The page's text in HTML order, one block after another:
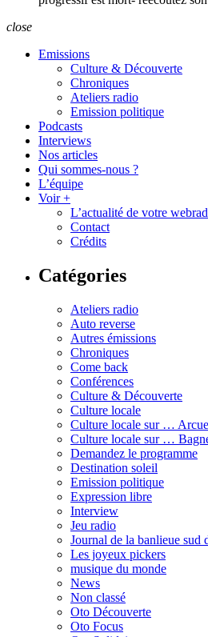
close
Emissions
Culture & Découverte
Chroniques
Ateliers radio
Emission politique
Podcasts
Interviews
Nos articles
Qui sommes-nous ?
L’équipe
Voir +
L’actualité de votre
Contact
Crédits
Catégories
Ateliers radio
Auto reverse
Autres émissions
Chroniques
Come back
Conférences
Culture & Découverte
Culture locale
Culture locale sur …
Culture locale sur …
Demandez le programme
Destination soleil
Emission politique
Expression libre
Interview
Jeu radio
Journal de la banlieue sud
Les joyeux pickers
musique du monde
News
Non classé
Oto Découverte
Oto Focus